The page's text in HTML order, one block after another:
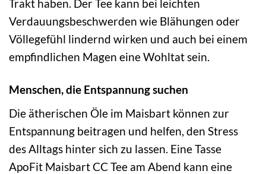
Trakt haben. Der Tee kann bei leichten
Verdauungsbeschwerden wie Blähungen oder
Völlegefühl lindernd wirken und auch bei einem
empfindlichen Magen eine Wohltat sein.
Menschen, die Entspannung suchen
Die ätherischen Öle im Maisbart können zur
Entspannung beitragen und helfen, den Stress
des Alltags hinter sich zu lassen. Eine Tasse
ApoFit Maisbart CC Tee am Abend kann eine